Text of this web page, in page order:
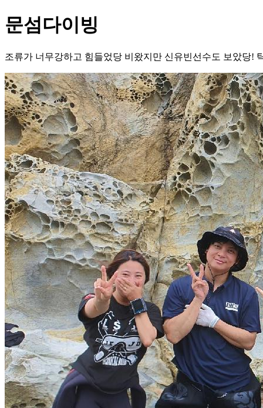
문섬다이빙
조류가 너무강하고 힘들었당 비왔지만 신유빈선수도 보았당!